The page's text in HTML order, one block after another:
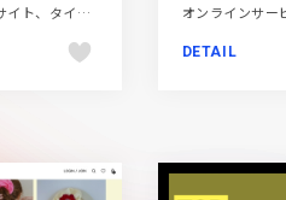
グリーン系、コーポレートサイト、タイポグラフィー、ナチュラル、商業施設・レジャー、大きめ写真
DETAIL